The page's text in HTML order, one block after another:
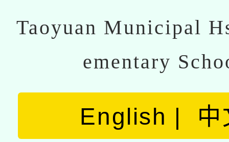
Taoyuan Municipal
ementary
English 中